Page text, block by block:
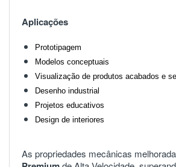
Aplicações
Prototipagem
Modelos conceptuais
Visualização de produtos acabados e
Desenho industrial
Projetos educativos
Design de interiores
As propriedades mecânicas